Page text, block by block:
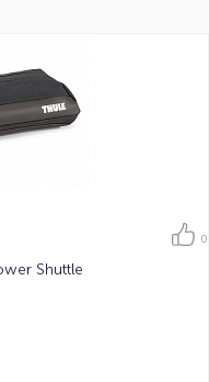
0
Shuttle